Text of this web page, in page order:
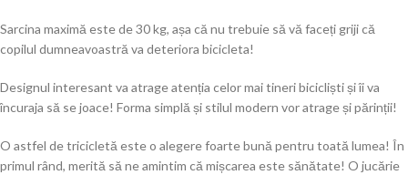
Sarcina maximă este de 30 kg, așa că nu trebuie să vă faceți griji că
copilul dumneavoastră va deteriora bicicleta!
Designul interesant va atrage atenția celor mai tineri bicicliști și îi va
încuraja să se joace! Forma simplă și stilul modern vor atrage și părinții!
O astfel de tricicletă este o alegere foarte bună pentru toată lumea! În
primul rând, merită să ne amintim că mișcarea este sănătate! O jucărie